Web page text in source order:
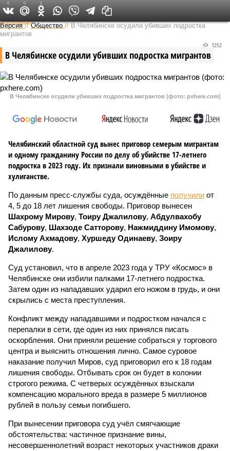
Федеральный выпуск
Версия //Общество //В Челябинске осудили убивших подростка
мигрантов
В Челябинске осудили убивших подростка мигрантов
1252
В Челябинске осудили убивших подростка мигрантов (фото: pxhere.com)
Челябинский областной суд вынес приговор семерым мигрантам
и одному гражданину России по делу об убийстве 17-летнего
подростка в 2023 году. Их признали виновными в убийстве и
хулиганстве.
По данным пресс-службы суда, осуждённые получили от
4, 5 до 18 лет лишения свободы. Приговор вынесен
Шахрому Мирову, Тоиру Джалилову, Абдулвахобу
Сабурову, Шахзоде Сатторову, Нажмиддину Имомову,
Ислому Ахмадову, Хуршеду Одинаеву, Зоиру
Джалилову.
Суд установил, что в апреле 2023 года у ТРУ «Космос» в
Челябинске они избили палками 17-летнего подростка.
Затем один из нападавших ударил его ножом в грудь, и они
скрылись с места преступления.
Конфликт между нападавшими и подростком начался с
перепалки в сети, где один из них принялся писать
оскорбления. Они приняли решение собраться у торгового
центра и выяснить отношения лично. Самое суровое
наказание получил Миров, суд приговорил его к 18 годам
лишения свободы. Отбывать срок он будет в колонии
строгого режима. С четверых осуждённых взыскали
компенсацию морального вреда в размере 5 миллионов
рублей в пользу семьи погибшего.
При вынесении приговора суд учёл смягчающие
обстоятельства: частичное признание вины,
несовершеннолетний возраст некоторых участников драки
0 0 0